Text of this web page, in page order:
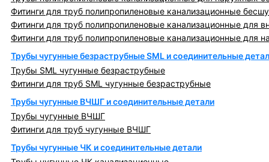
Фитинги для труб полипропиленовые канализационные
Фитинги для труб полипропиленовые канализационные для
Фитинги для труб полипропиленовые канализационные для
Трубы чугунные безраструбные SML и соединительные
Трубы SML чугунные безраструбные
Фитинги для труб SML чугунные безраструбные
Трубы чугунные ВЧШГ и соединительные детали
Трубы чугунные ВЧШГ
Фитинги для труб чугунные ВЧШГ
Трубы чугунные ЧК и соединительные детали